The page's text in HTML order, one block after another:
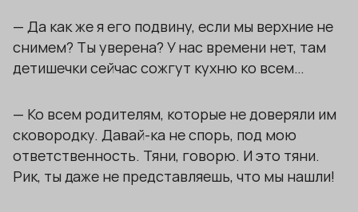
— Да как же я его подвину, если мы верхние не
снимем? Ты уверена? У нас времени нет, там
детишечки сейчас сожгут кухню ко всем…
— Ко всем родителям, которые не доверяли им
сковородку. Давай-ка не спорь, под мою
ответственность. Тяни, говорю. И это тяни.
Рик, ты даже не представляешь, что мы нашли!